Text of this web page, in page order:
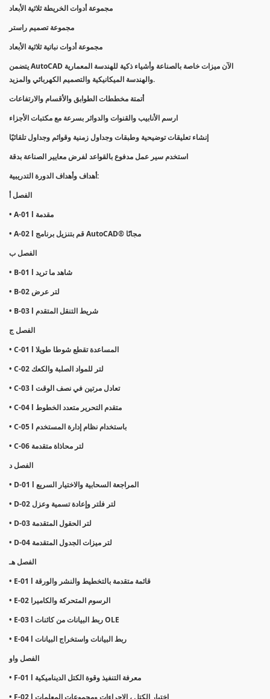
مجموعة أدوات الخريطة ثلاثية الأبعاد
مجموعة تصميم راستر
مجموعة أدوات نباتية ثلاثية الأبعاد
يتضمن AutoCAD الآن ميزات خاصة بالصناعة وأشياء ذكية للهندسة المعمارية
والهندسة الميكانيكية والتصميم الكهربائي والمزيد.
أتمتة مخططات الطوابق والأقسام والارتفاعات
ارسم الأنابيب والقنوات والدوائر بسرعة مع مكتبات الأجزاء
إنشاء تعليقات توضيحية وطبقات وجداول زمنية وقوائم وجداول تلقائيًا
استخدم سير عمل مدفوع بالقواعد لفرض معايير الصناعة بدقة
أهداف وأهداف الدورة التدريبية:
الفصل أ
• A-01 l مقدمة
• A-02 l قم بتنزيل برنامج AutoCAD® مجانًا
الفصل ب
• B-01 l شاهد ما تريد
• B-02 لتر عرض
• B-03 l شريط التنقل المتقدم
الفصل ج
• C-01 l المساعدة تقطع شوطا طويلا
• C-02 لتر للمواد الصلبة والكعك
• C-03 l تعادل مرتين في نصف الوقت
• C-04 l متقدم التحرير متعدد الخطوط
• C-05 l باستخدام نظام إدارة المستخدم
• C-06 لتر محاذاة متقدمة
الفصل د
• D-01 l المراجعة السحابية والاختيار السريع
• D-02 لتر فلتر وإعادة تسمية وعزل
• D-03 لتر الحقول المتقدمة
• D-04 لتر ميزات الجدول المتقدمة
الفصل هـ
• E-01 l قائمة متقدمة بالتخطيط والنشر والورقة
• E-02 الرسوم المتحركة والكاميرا
• E-03 l ربط البيانات من كائنات OLE
• E-04 l ربط البيانات واستخراج البيانات
الفصل واو
• F-01 l معرفة التنفيذ وقوة الكتل الديناميكية
• F-02 l اختبار الكتل ، الإجراءات ومجموعات المعلمات